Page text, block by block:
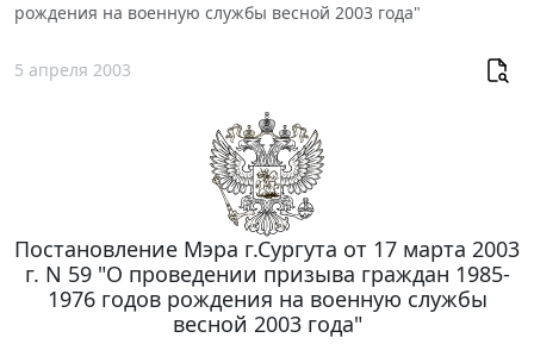
рождения на военную службы весной 2003 года"
5 апреля 2003
Постановление Мэра г.Сургута от 17 марта 2003
г. N 59 "О проведении призыва граждан 1985-
1976 годов рождения на военную службы
весной 2003 года"